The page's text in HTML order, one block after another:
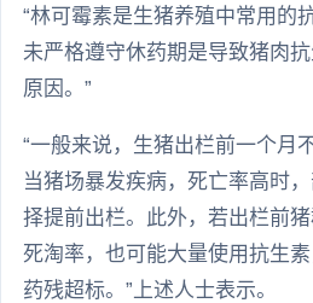
“林可霉素是生猪养殖中常用的
未严格遵守休药期是导致猪肉
原因。”
“一般来说，生猪出栏前一个月
当猪场暴发疾病，死亡率高时
择提前出栏。此外，若出栏前
死淘率，也可能大量使用抗生
药残超标。”上述人士表示。